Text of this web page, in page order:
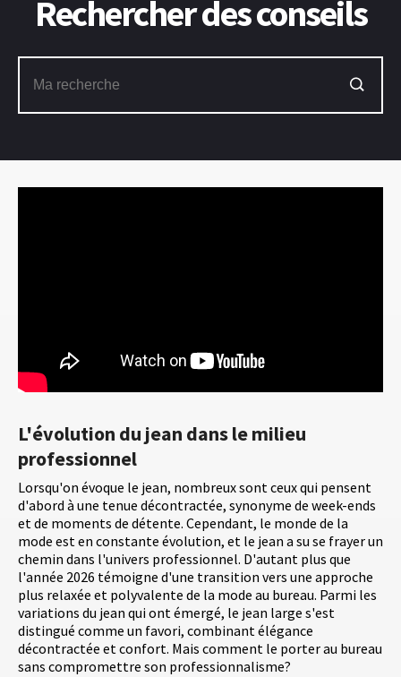
L'évolution du jean dans le milieu
professionnel
Lorsqu'on évoque le jean, nombreux sont ceux qui pensent
d'abord à une tenue décontractée, synonyme de week-ends
et de moments de détente. Cependant, le monde de la
mode est en constante évolution, et le jean a su se frayer un
chemin dans l'univers professionnel. D'autant plus que
l'année 2026 témoigne d'une transition vers une approche
plus relaxée et polyvalente de la mode au bureau. Parmi les
variations du jean qui ont émergé, le jean large s'est
distingué comme un favori, combinant élégance
décontractée et confort. Mais comment le porter au bureau
sans compromettre son professionnalisme?
Rechercher des conseils